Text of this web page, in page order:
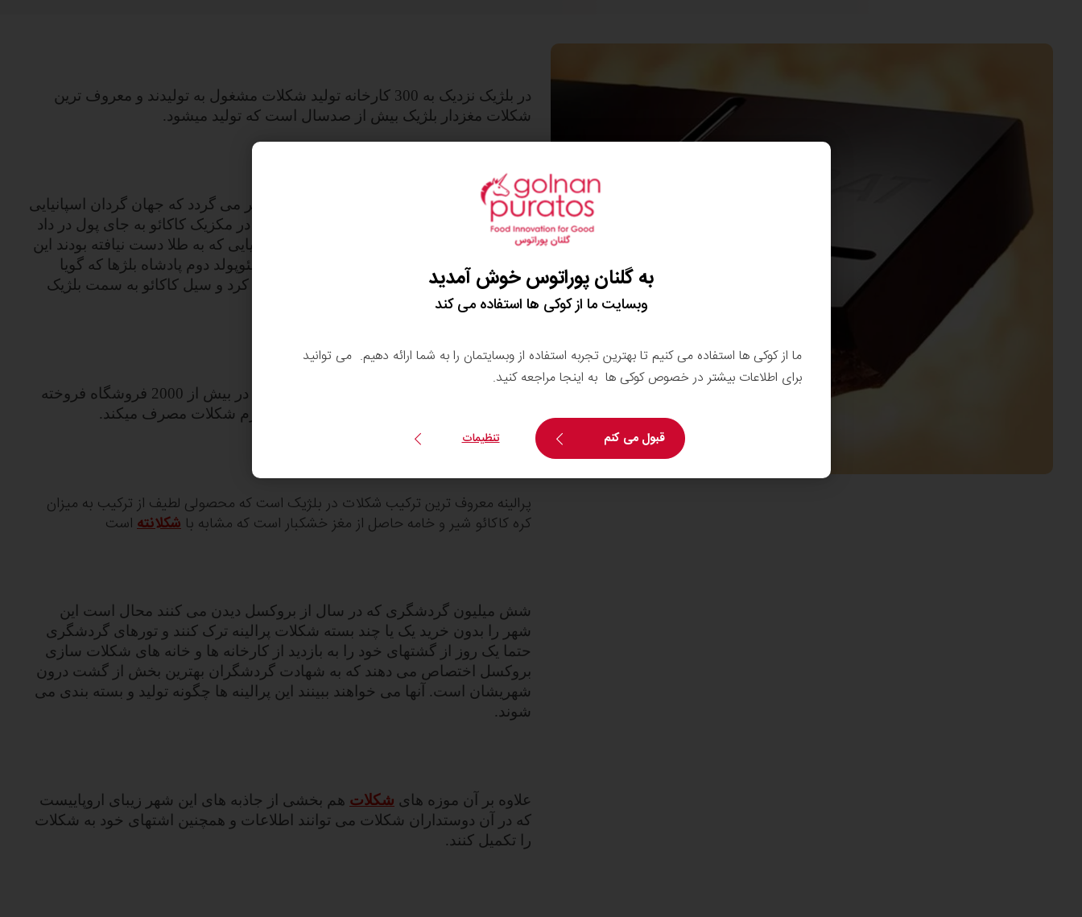
در بلژیک نزدیک به 300 کارخانه تولید شکلات مشغول به تولیدند و معروف ترین
شکلات مغزدار بلژیک بیش از صدسال است که تولید میشود.
تاریخچه شکلات در اروپا به قرن 16ام میلادی بر می گردد که جهان گردان اسپانیایی
دانه های کاکائو را از مکزیک به ارمغان آوردند. در مکزیک کاکائو به جای پول در داد
و ستدها رد و بدل میشد و کشورگشایان اسپانیایی که به طلا دست نیافته بودند این
دانه پر ارزش را به ارمغان آوردند در آن زمان لئوپولد دوم پادشاه بلژها که گویا
کاکائو را بسیار دوست داشت کنگور را اشغال کرد و سیل کاکائو به سمت بلژیک
روان و صنعت شکلات در این کشور پا گرفت.
در بلژیک بیش از 170 هزار تن شکلات در سال در بیش از 2000 فروشگاه فروخته
پرالینه معروف ترین ترکیب شکلات در بلژیک است که محصولی لطیف از ترکیب به میزان
کره کاکائو شیر و خامه حاصل از مغز خشکبار است که مشابه با شکلانته است
شش میلیون گردشگری که در سال از بروکسل دیدن می کنند محال است این
شهر را بدون خرید یک یا چند بسته شکلات پرالینه ترک کنند و تورهای گردشگری
حتما یک روز از گشتهای خود را به بازدید از کارخانه ها و خانه های شکلات سازی
بروکسل اختصاص می دهند که به شهادت گردشگران بهترین بخش از گشت درون
شهریشان است. آنها می خواهند ببینند این پرالینه ها چگونه تولید و بسته بندی می
شوند.
علاوه بر آن موزه های شکلات هم بخشی از جاذبه های این شهر زیبای اروپاییست
که در آن دوستداران شکلات می توانند اطلاعات و همچنین اشتهای خود به شکلات
را تکمیل کنند.
به گلنان پوراتوس خوش آمدید
وبسایت ما از کوکی ها استفاده می کند
ما از کوکی ها استفاده می کنیم تا بهترین تجربه استفاده از وبسایتمان را به شما ارائه دهیم. می توانید
برای اطلاعات بیشتر در خصوص کوکی ها به اینجا مراجعه کنید.
قبول می کنم تنظیمات